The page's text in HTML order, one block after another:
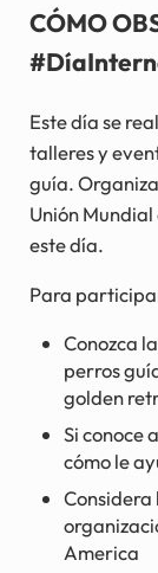
CÓMO
Este día se
talleres y
guía.
Unión
este día.
Para
Conozca
perros
golden
Si conoce
cómo le
Considera
America